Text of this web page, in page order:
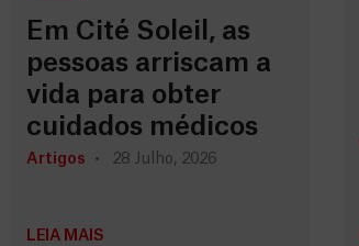
Em Cité Soleil, as
pessoas arriscam a
vida para obter
cuidados médicos
Artigos 28 Julho, 2026
LEIA MAIS